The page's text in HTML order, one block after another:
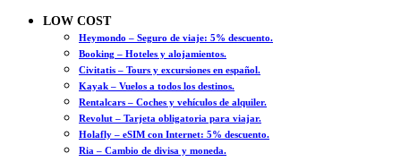
LOW COST
Heymondo – Seguro de viaje: 5% descuento.
Booking – Hoteles y alojamientos.
Civitatis – Tours y excursiones en español.
Kayak – Vuelos a todos los destinos.
Rentalcars – Coches y vehículos de alquiler.
Revolut – Tarjeta obligatoria para viajar.
Holafly – eSIM con Internet: 5% descuento.
Ria – Cambio de divisa y moneda.